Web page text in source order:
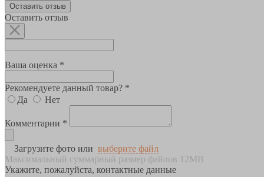
Оставить отзыв
Оставить отзыв
Ваша оценка *
Рекомендуете данный товар? *
Да
Нет
Комментарии *
Загрузите фото или выберите файл
Максимальный суммарный размер файлов 12MB
Укажите, пожалуйста, контактные данные